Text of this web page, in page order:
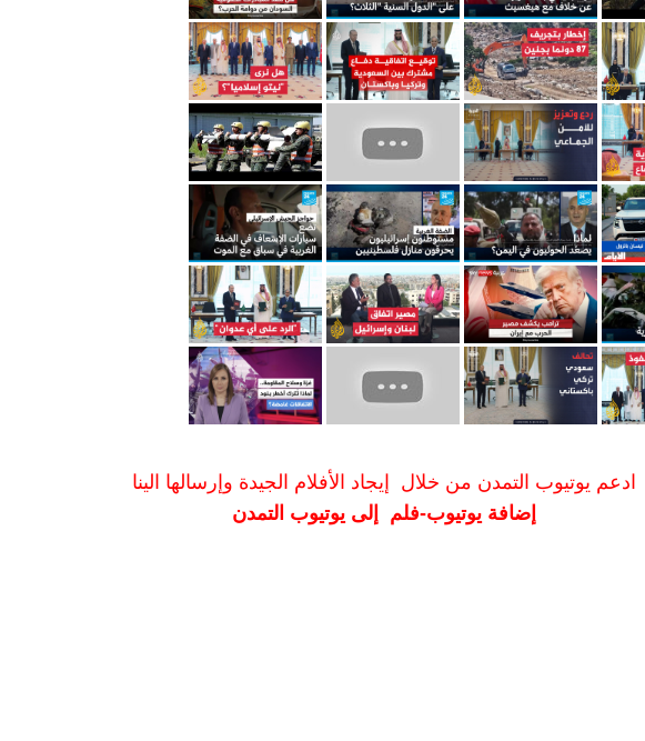
ادعم يوتيوب التمدن من خلال إيجاد الأفلام الجيدة وإرسالها الينا
إضافة يوتيوب-فلم إلى يوتيوب التمدن